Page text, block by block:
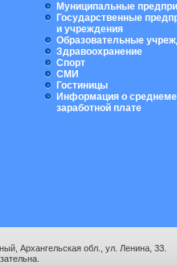
Муниципальные
Государственные
и учреждения
Образовательные
Здравоохранение
Спорт
СМИ
Гостиницы
Информация о
заработной плате
Архангельская обл., ул. Ленина, 33.